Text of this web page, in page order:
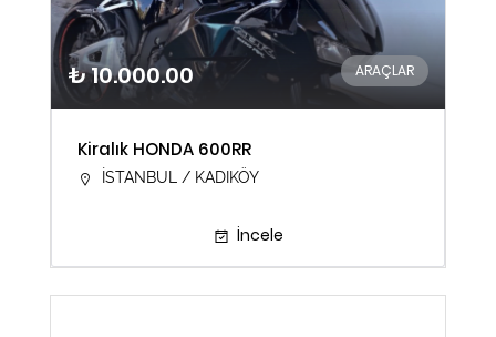
₺ 10.000.00 ARAÇLAR
Kiralık HONDA 600RR
İSTANBUL / KADIKÖY
İncele